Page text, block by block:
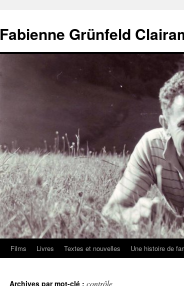
contenu
Fabienne Grünfeld
Films Livres Textes et nouvelles Une histoire de
Archives par mot-clé : contrôle